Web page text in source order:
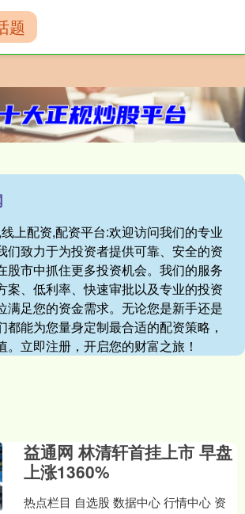
上配资,配资平台:欢迎访问我们的专业
们致力于为投资者提供可靠、安全的资
股市中抓住更多投资机会。我们的服务
案、低利率、快速审批以及专业的投资
满足您的资金需求。无论您是新手还是
都能为您量身定制最合适的配资策略，
。立即注册，开启您的财富之旅！
题
益通网 林清轩首挂上市 早盘
上涨1360%
热点栏目 自选股 数据中心 行情中心 资